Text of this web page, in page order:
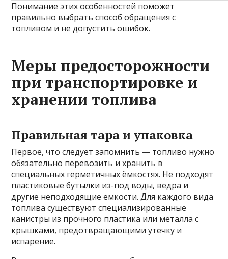
Понимание этих особенностей поможет
правильно выбрать способ обращения с
топливом и не допустить ошибок.
Меры предосторожности
при транспортировке и
хранении топлива
Правильная тара и упаковка
Первое, что следует запомнить — топливо нужно
обязательно перевозить и хранить в
специальных герметичных ёмкостях. Не подходят
пластиковые бутылки из-под воды, ведра и
другие неподходящие емкости. Для каждого вида
топлива существуют специализированные
канистры из прочного пластика или металла с
крышками, предотвращающими утечку и
испарение.